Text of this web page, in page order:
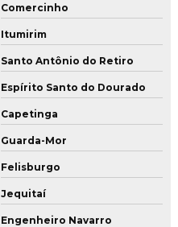
Comercinho
Itumirim
Santo Antônio do Retiro
Espírito Santo do Dourado
Capetinga
Guarda-Mor
Felisburgo
Jequitaí
Engenheiro Navarro